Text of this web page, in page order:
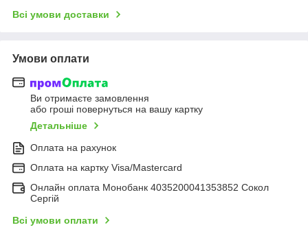
Всі умови доставки
Умови оплати
Ви отримаєте замовлення
або гроші повернуться на вашу картку
Детальніше
Оплата на рахунок
Оплата на картку Visa/Mastercard
Онлайн оплата Монобанк 4035200041353852 Сокол
Сергій
Всі умови оплати